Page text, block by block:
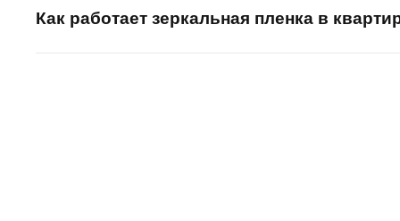
Как работает зеркальная пленка в